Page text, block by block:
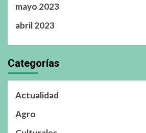
mayo 2023
abril 2023
Categorías
Actualidad
Agro